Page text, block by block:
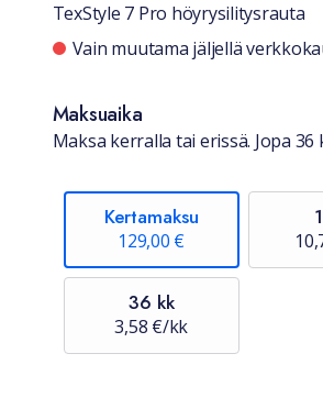
TexStyle 7 Pro höyrysilitysrauta
Saatavuustiedot
Vain muutama jäljellä
Maksuaika
Maksa kerralla tai erissä. Jopa
Kertamaksu
129,00 €
36 kk
3,58 €/kk